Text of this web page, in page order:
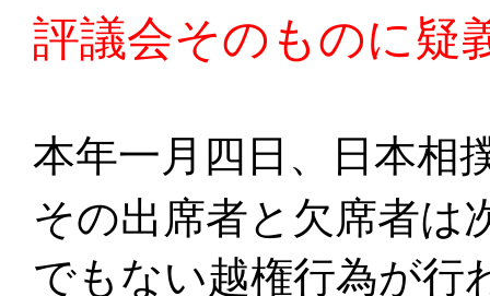
評議会そのものに疑
本年一月四日、日本相
その出席者と欠席者は
でもない越権行為が行